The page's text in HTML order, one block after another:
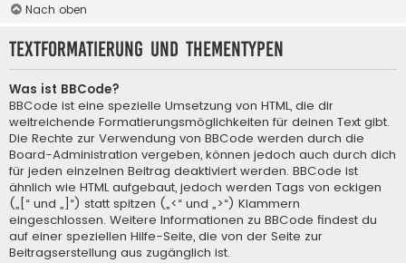
Nach oben
Textformatierung und Thementypen
Was ist BBCode?
BBCode ist eine spezielle Umsetzung von HTML, die dir
weitreichende Formatierungsmöglichkeiten für deinen Text gibt.
Die Rechte zur Verwendung von BBCode werden durch die
Board-Administration vergeben, können jedoch auch durch dich
für jeden einzelnen Beitrag deaktiviert werden. BBCode ist
ähnlich wie HTML aufgebaut, jedoch werden Tags von eckigen
(„[“ und „]“) statt spitzen („<“ und „>“) Klammern
eingeschlossen. Weitere Informationen zu BBCode findest du
auf einer speziellen Hilfe-Seite, die von der Seite zur
Beitragserstellung aus zugänglich ist.